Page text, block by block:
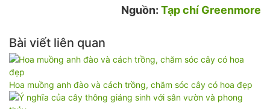
Nguồn: Tạp chí Greenmore
Bài viết liên quan
Hoa muồng anh đào và cách trồng, chăm sóc cây có hoa đẹp